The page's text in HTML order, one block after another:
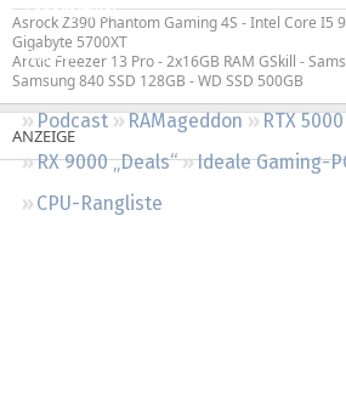
Leserartikel
Regeln
Podcast RAMageddon
RTX
RX 9000 „Deals“
Ideale Gaming-
CPU-Rangliste
Asrock Z390 Phantom Gaming 4S - Intel Core I5
Gigabyte 5700XT
Arctic Freezer 13 Pro - 2x16GB RAM GSkill -
Samsung 840 SSD 128GB - WD SSD 500GB